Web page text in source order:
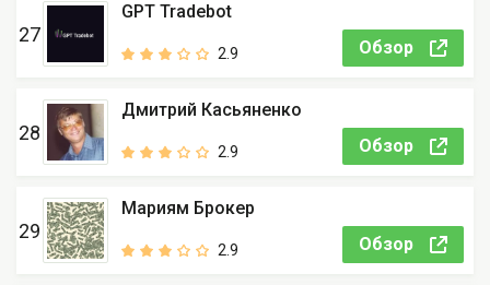
27
GPT Tradebot
2.9 Обзор
28
Дмитрий Касьяненко
2.9 Обзор
29
Мариям Брокер
2.9 Обзор